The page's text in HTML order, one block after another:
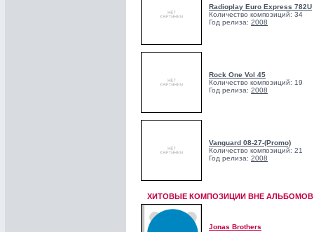
Radioplay Euro Express 782U
Количество композиций: 34
Год релиза: 2008
Rock One Vol 45
Количество композиций: 19
Год релиза: 2008
Vanguard 08-27-(Promo)
Количество композиций: 21
Год релиза: 2008
ХИТОВЫЕ КОМПОЗИЦИИ ВНЕ
Jonas Brothers